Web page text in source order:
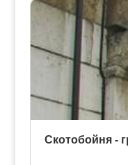
написаны на
Скотобойня -